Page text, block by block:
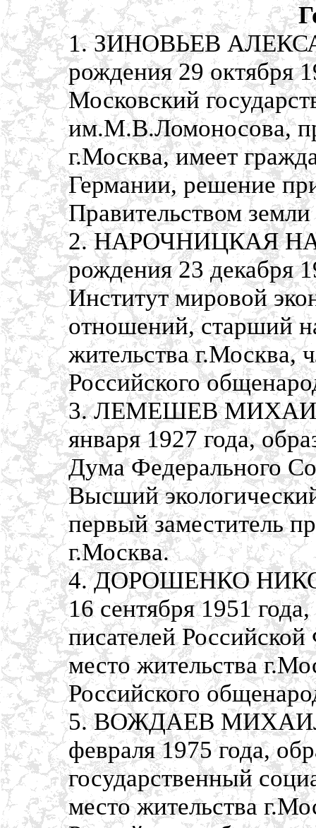
1. ЗИНОВЬЕВ
рождения 29 октября
Московский
им.М.В.Ломоносова,
г.Москва, имеет
Германии, решение
Правительством
2. НАРОЧНИЦКАЯ
рождения 23 декабря
Институт мировой
отношений, старший
жительства г.Москва,
Российского
3. ЛЕМЕШЕВ МИХАИЛ
января 1927 года,
Дума Федерального
Высший
первый заместитель
г.Москва.
4. ДОРОШЕНКО
16 сентября 1951
писателей
место жительства
Российского
5. ВОЖДАЕВ МИХАИЛ
февраля 1975 года,
государственный
место жительства